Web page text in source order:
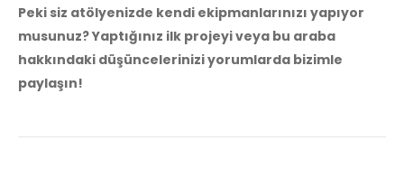
Peki siz atölyenizde kendi ekipmanlarınızı yapıyor
musunuz? Yaptığınız ilk projeyi veya bu araba
hakkındaki düşüncelerinizi yorumlarda bizimle
paylaşın!